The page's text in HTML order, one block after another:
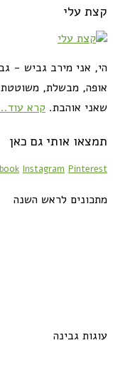
קצת עלי
הי, אני מירב גביש -
אופה, מבשלת,
שאני אוהבת. קרא
תמצאו אותי גם כאן
Instagram Pinterest
מתכונים לראש השנה
עוגות גבינה